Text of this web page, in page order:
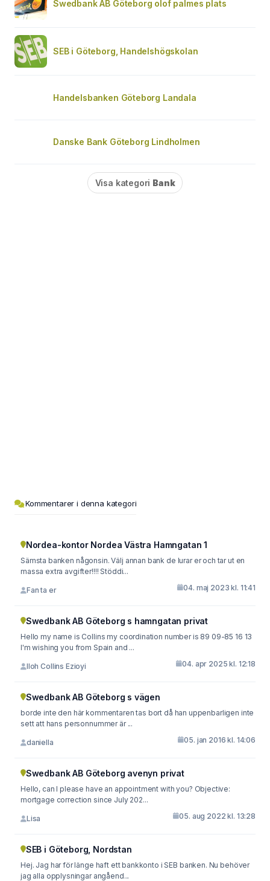
Swedbank AB Göteborg olof palmes plats
SEB i Göteborg, Handelshögskolan
Handelsbanken Göteborg Landala
Danske Bank Göteborg Lindholmen
Visa kategori Bank
Kommentarer i denna kategori
Nordea-kontor Nordea Västra Hamngatan 1
Sämsta banken någonsin. Välj annan bank de lurar er och tar ut en
massa extra avgifter!!!! Stöddi...
Fan ta er 04. maj 2023 kl. 11:41
Swedbank AB Göteborg s hamngatan privat
Hello my name is Collins my coordination number is 89 09-85 16 13
I'm wishing you from Spain and ...
Iloh Collins Ezioyi 04. apr 2025 kl. 12:18
Swedbank AB Göteborg s vägen
borde inte den här kommentaren tas bort då han uppenbarligen inte
sett att hans personnummer är ...
daniella 05. jan 2016 kl. 14:06
Swedbank AB Göteborg avenyn privat
Hello, can I please have an appointment with you? Objective:
mortgage correction since July 202...
Lisa 05. aug 2022 kl. 13:28
SEB i Göteborg, Nordstan
Hej. Jag har för länge haft ett bankkonto i SEB banken. Nu behöver
jag alla opplysningar angåend...